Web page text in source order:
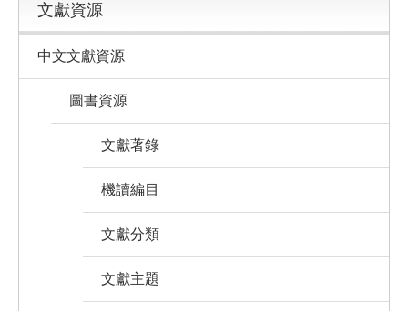
文獻資源
中文文獻資源
圖書資源
文獻著錄
機讀編目
文獻分類
文獻主題